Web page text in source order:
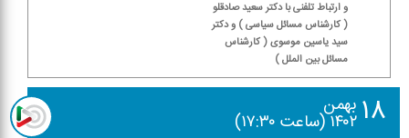
و ارتباط تلفنی با دكتر سعید صادقلو
( كارشناس مسائل سیاسی ) و دكتر
سید یاسین موسوی ( كارشناس
مسائل بین الملل )
۱۸ بهمن
۱۴۰۲ (ساعت ۱۷:۳۰)